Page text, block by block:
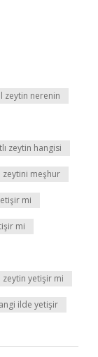
zeytin nerenin
zeytin hangisi
zeytini meşhur
mi
mi
zeytin yetişir mi
ilde yetişir